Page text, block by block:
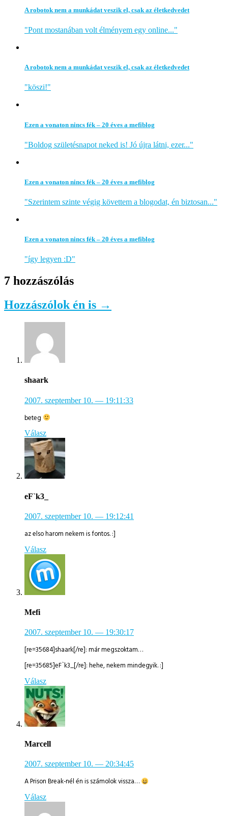
A robotok nem a munkádat veszik el, csak az életkedvedet
"Pont mostanában volt élményem egy online..."
A robotok nem a munkádat veszik el, csak az életkedvedet
"köszi!"
Ezen a vonaton nincs fék – 20 éves a mefiblog
"Boldog születésnapot neked is! Jó újra látni, ezer..."
Ezen a vonaton nincs fék – 20 éves a mefiblog
"Szerintem szinte végig követtem a blogodat, én biztosan..."
Ezen a vonaton nincs fék – 20 éves a mefiblog
"így legyen :D"
7 hozzászólás
Hozzászólok én is →
shaark
2007. szeptember 10. — 19:11:33
beteg
Válasz
eF`k3_
2007. szeptember 10. — 19:12:41
az elso harom nekem is fontos. :]
Válasz
Mefi
2007. szeptember 10. — 19:30:17
[re=35684]shaark[/re]: már megszoktam…
[re=35685]eF`k3_[/re]: hehe, nekem mindegyik. :]
Válasz
Marcell
2007. szeptember 10. — 20:34:45
A Prison Break-nél én is számolok vissza…
Válasz